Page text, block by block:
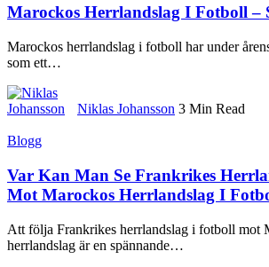
Marockos Herrlandslag I Fotboll –
Marockos herrlandslag i fotboll har under
som ett…
Niklas Johansson 3 Min Read
Blogg
Var Kan Man Se Frankrikes
Mot Marockos Herrlandslag I
Att följa Frankrikes herrlandslag i fotboll mot
herrlandslag är en spännande…